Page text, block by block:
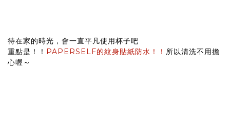
待在家的時光，會一直平凡使用杯子吧
重點是！！ PAPERSELF的紋身貼紙防水！！ 所以清洗不用擔
心喔～